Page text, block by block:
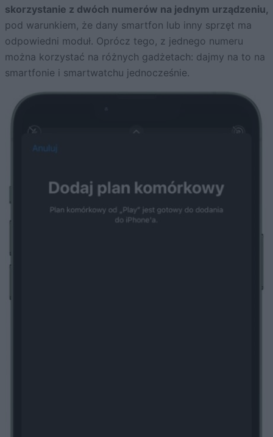
skorzystanie z dwóch numerów na jednym urządzeniu,
pod warunkiem, że dany smartfon lub inny sprzęt ma
odpowiedni moduł. Oprócz tego, z jednego numeru
można korzystać na różnych gadżetach: dajmy na to na
smartfonie i smartwatchu jednocześnie.